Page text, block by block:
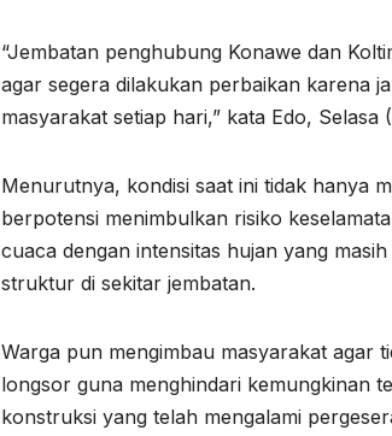
“Jembatan penghubung Konawe dan
agar segera dilakukan perbaikan karena
masyarakat setiap hari,” kata Edo, Selasa
Menurutnya, kondisi saat ini tidak hanya
berpotensi menimbulkan risiko
cuaca dengan intensitas hujan yang
struktur di sekitar jembatan.
Warga pun mengimbau masyarakat agar
longsor guna menghindari kemungkinan
konstruksi yang telah mengalami